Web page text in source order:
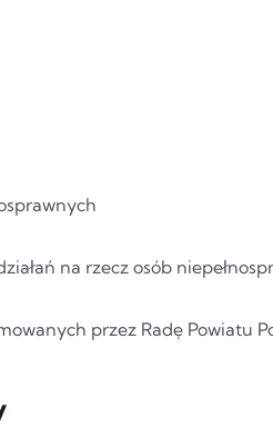
na rzecz osób
przez Radę Powiatu